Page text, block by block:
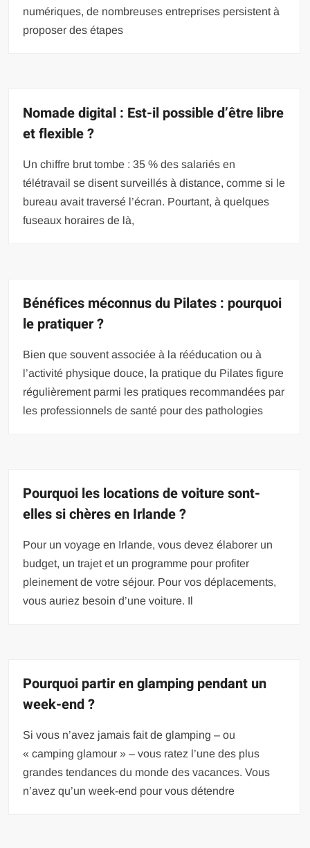
numériques, de nombreuses entreprises persistent à
proposer des étapes
Nomade digital : Est-il possible d’être libre
et flexible ?
Un chiffre brut tombe : 35 % des salariés en
télétravail se disent surveillés à distance, comme si le
bureau avait traversé l’écran. Pourtant, à quelques
fuseaux horaires de là,
Bénéfices méconnus du Pilates : pourquoi
le pratiquer ?
Bien que souvent associée à la rééducation ou à
l’activité physique douce, la pratique du Pilates figure
régulièrement parmi les pratiques recommandées par
les professionnels de santé pour des pathologies
Pourquoi les locations de voiture sont-
elles si chères en Irlande ?
Pour un voyage en Irlande, vous devez élaborer un
budget, un trajet et un programme pour profiter
pleinement de votre séjour. Pour vos déplacements,
vous auriez besoin d’une voiture. Il
Pourquoi partir en glamping pendant un
week-end ?
Si vous n’avez jamais fait de glamping – ou
« camping glamour » – vous ratez l’une des plus
grandes tendances du monde des vacances. Vous
n’avez qu’un week-end pour vous détendre